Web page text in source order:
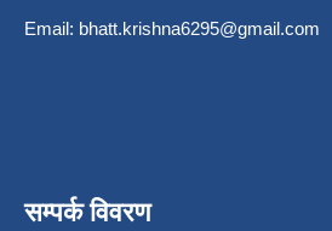
Email: bhatt.krishna6295@gmail.com
सम्पर्क विवरण